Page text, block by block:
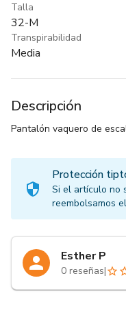
Talla
32-M
Transpirabilidad
Media
Descripción
Pantalón vaquero de
Protección
Si el artículo no
reembolsamos
Esther P
0 reseñas|